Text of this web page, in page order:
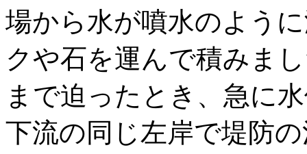
場から水が噴水のよう
クや石を運んで積みま
まで迫ったとき、急に
下流の同じ左岸で堤防